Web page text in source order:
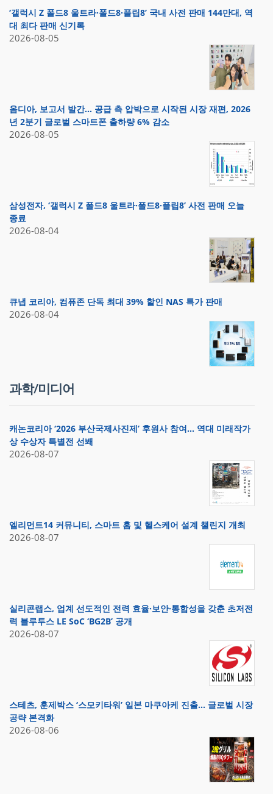
‘갤럭시 Z 폴드8 울트라·폴드8·플립8’ 국내 사전 판매 144만대, 역
대 최다 판매 신기록
2026-08-05
옴디아, 보고서 발간… 공급 측 압박으로 시작된 시장 재편, 2026
년 2분기 글로벌 스마트폰 출하량 6% 감소
2026-08-05
삼성전자, ‘갤럭시 Z 폴드8 울트라·폴드8·플립8’ 사전 판매 오늘
종료
2026-08-04
큐냅 코리아, 컴퓨존 단독 최대 39% 할인 NAS 특가 판매
2026-08-04
과학/미디어
캐논코리아 ‘2026 부산국제사진제’ 후원사 참여… 역대 미래작가
상 수상자 특별전 선봬
2026-08-07
엘리먼트14 커뮤니티, 스마트 홈 및 헬스케어 설계 챌린지 개최
2026-08-07
실리콘랩스, 업계 선도적인 전력 효율·보안·통합성을 갖춘 초저전
력 블루투스 LE SoC ‘BG2B’ 공개
2026-08-07
스테츠, 훈제박스 ‘스모키타워’ 일본 마쿠아케 진출… 글로벌 시장
공략 본격화
2026-08-06